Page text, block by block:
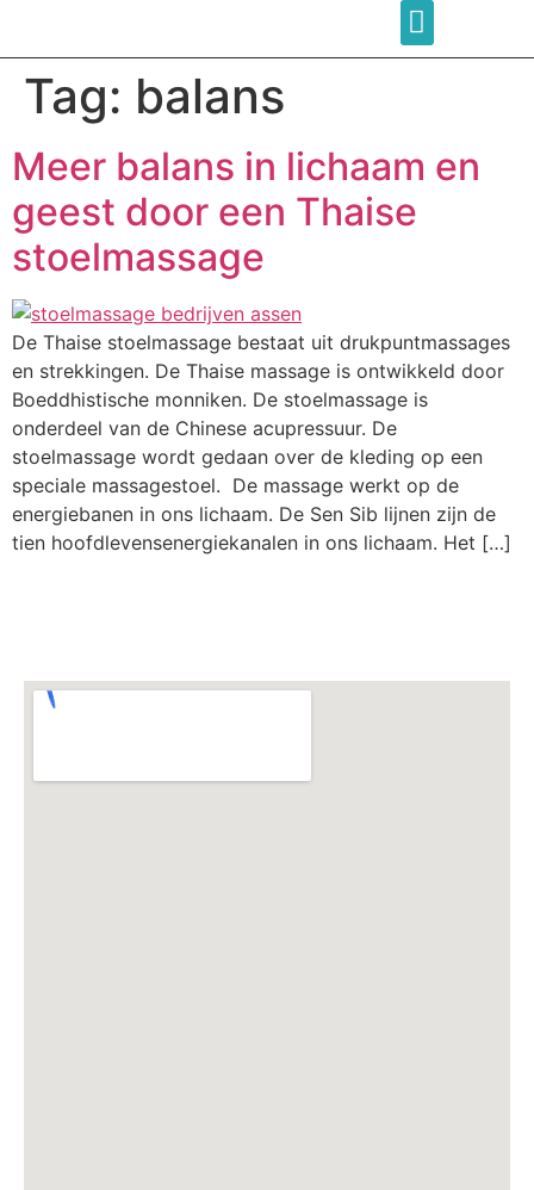
Tag: balans
Meer balans in lichaam en
geest door een Thaise
stoelmassage
De Thaise stoelmassage bestaat uit drukpuntmassages
en strekkingen. De Thaise massage is ontwikkeld door
Boeddhistische monniken. De stoelmassage is
onderdeel van de Chinese acupressuur. De
stoelmassage wordt gedaan over de kleding op een
speciale massagestoel. De massage werkt op de
energiebanen in ons lichaam. De Sen Sib lijnen zijn de
tien hoofdlevensenergiekanalen in ons lichaam. Het […]